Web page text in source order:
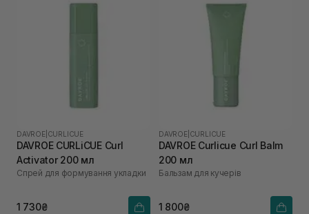
DAVROE CURLICUE
DAVROE CURLiCUE Curl
Activator 200 мл
Спрей для формування укладки
1 730₴
DAVROE CURLICUE
DAVROE Curlicue Curl Balm
200 мл
Бальзам для кучерів
1 800₴